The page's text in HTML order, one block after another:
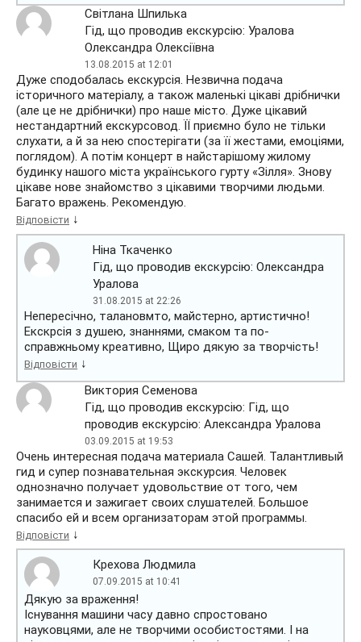
Світлана Шпилька
Гід, що проводив екскурсію: Уралова
Олександра Олексіївна
13.08.2015 at 12:01
Дуже сподобалась екскурсія. Незвична подача
історичного матеріалу, а також маленькі цікаві дрібнички
(але це не дрібнички) про наше місто. Дуже цікавий
нестандартний екскурсовод. ЇЇ приємно було не тільки
слухати, а й за нею спостерігати (за її жестами, емоціями,
поглядом). А потім концерт в найстарішому жилому
будинку нашого міста українського гурту «Зілля». Знову
цікаве нове знайомство з цікавими творчими людьми.
Багато вражень. Рекомендую.
Відповісти ↓
Ніна Ткаченко
Гід, що проводив екскурсію: Олександра
Уралова
31.08.2015 at 22:26
Непересічно, талановмто, майстерно, артистично!
Екскрсія з душею, знаннями, смаком та по-
справжньому креативно, Щиро дякую за творчість!
Відповісти ↓
Виктория Семенова
Гід, що проводив екскурсію: Гід, що
проводив екскурсію: Александра Уралова
03.09.2015 at 19:53
Очень интересная подача материала Сашей. Талантливый
гид и супер познавательная экскурсия. Человек
однозначно получает удовольствие от того, чем
занимается и зажигает своих слушателей. Большое
спасибо ей и всем организаторам этой программы.
Відповісти ↓
Крехова Людмила
07.09.2015 at 10:41
Дякую за враження!
Існування машини часу давно спростовано
науковцями, але не творчими особистостями. І на